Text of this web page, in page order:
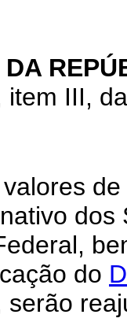
III,
valores
do
serão